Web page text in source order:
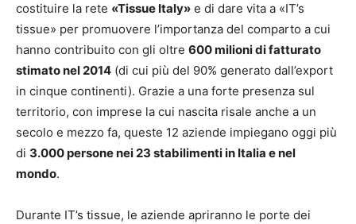
costituire la rete «Tissue Italy» e di dare vita a «IT’s
tissue» per promuovere l’importanza del comparto a cui
hanno contribuito con gli oltre 600 milioni di fatturato
stimato nel 2014 (di cui più del 90% generato dall’export
in cinque continenti). Grazie a una forte presenza sul
territorio, con imprese la cui nascita risale anche a un
secolo e mezzo fa, queste 12 aziende impiegano oggi più
di 3.000 persone nei 23 stabilimenti in Italia e nel
mondo.
Durante IT’s tissue, le aziende apriranno le porte dei